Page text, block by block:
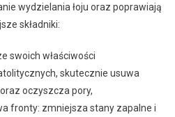
wydzielania łoju oraz poprawiają
składniki:
swoich właściwości
skutecznie usuwa
oczyszcza pory,
fronty: zmniejsza stany zapalne i